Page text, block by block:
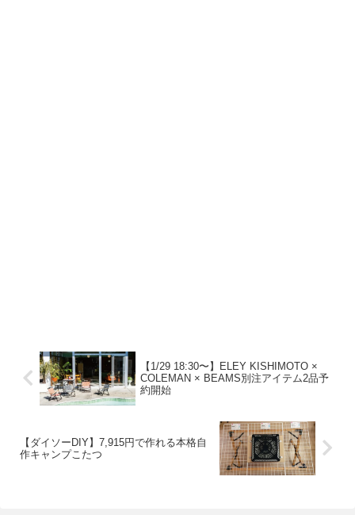
【1/29 18:30〜】ELEY KISHIMOTO ×
COLEMAN × BEAMS別注アイテム2品予
約開始
【ダイソーDIY】7,915円で作れる本格自
作キャンプこたつ